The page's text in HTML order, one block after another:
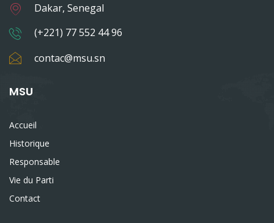
Dakar, Senegal
(+221) 77 552 44 96
contac@msu.sn
MSU
Accueil
Historique
Responsable
Vie du Parti
Contact